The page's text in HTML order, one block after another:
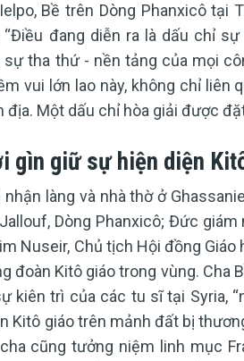
Bề trên Dòng Phanxicô
“Điều đang diễn ra là dấu chỉ
sự tha thứ - nền tảng của mọi
vui lớn lao này, không chỉ liên
địa. Một dấu chỉ hòa giải được
gìn giữ sự hiện diện
làng và nhà thờ ở
Dòng Phanxicô; Đức
Nuseir, Chủ tịch Hội đồng Giáo
đoàn Kitô giáo trong vùng. Cha
kiên trì của các tu sĩ tại Syria,
Kitô giáo trên mảnh đất bị
cũng tưởng niệm linh mục